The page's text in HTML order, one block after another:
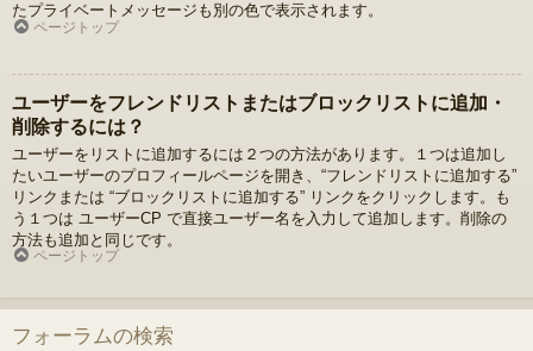
たプライベートメッセージも別の色で表示されます。
ページトップ
ユーザーをフレンドリストまたはブロックリストに追加・
削除するには？
ユーザーをリストに追加するには２つの方法があります。１つは追加し
たいユーザーのプロフィールページを開き、“フレンドリストに追加する”
リンクまたは “ブロックリストに追加する” リンクをクリックします。も
う１つは ユーザーCP で直接ユーザー名を入力して追加します。削除の
方法も追加と同じです。
ページトップ
フォーラムの検索